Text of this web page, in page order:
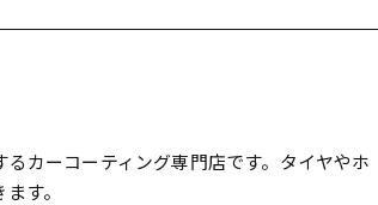
カーコーティング専門店です。タイヤやホ
す。